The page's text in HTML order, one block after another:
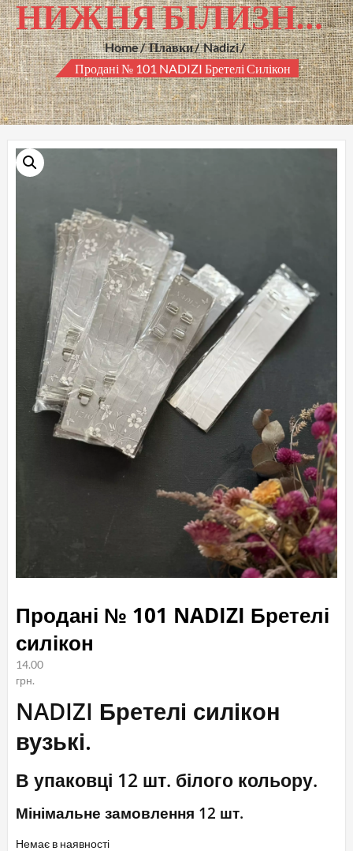
НИЖНЯ БІЛИЗНА ГУРТОМ
Home Плавки
Nadizi
Продані № 101 NADIZI Бретелі Силікон
Продані № 101 NADIZI Бретелі
силікон
14.00
грн.
NADIZI Бретелі силікон
вузькі.
В упаковці 12 шт. білого кольору.
Мінімальне замовлення 12 шт.
Немає в наявності